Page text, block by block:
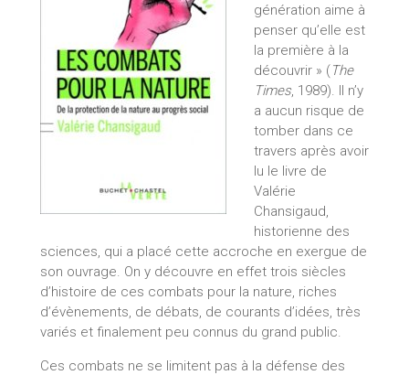
génération aime à
penser qu’elle est
la première à la
découvrir » (The
Times, 1989). Il n’y
a aucun risque de
tomber dans ce
travers après avoir
lu le livre de
Valérie
Chansigaud,
historienne des
sciences, qui a placé cette accroche en exergue de
son ouvrage. On y découvre en effet trois siècles
d’histoire de ces combats pour la nature, riches
d’évènements, de débats, de courants d’idées, très
variés et finalement peu connus du grand public.
Ces combats ne se limitent pas à la défense des